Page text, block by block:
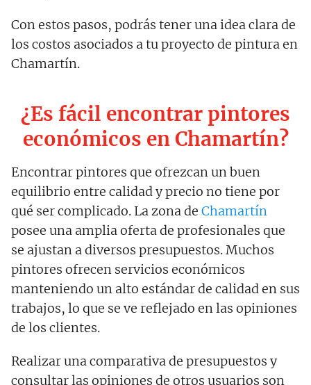
Con estos pasos, podrás tener una idea clara de
los costos asociados a tu proyecto de pintura en
Chamartín.
¿Es fácil encontrar pintores
económicos en Chamartín?
Encontrar pintores que ofrezcan un buen
equilibrio entre calidad y precio no tiene por
qué ser complicado. La zona de Chamartín
posee una amplia oferta de profesionales que
se ajustan a diversos presupuestos. Muchos
pintores ofrecen servicios económicos
manteniendo un alto estándar de calidad en sus
trabajos, lo que se ve reflejado en las opiniones
de los clientes.
Realizar una comparativa de presupuestos y
consultar las opiniones de otros usuarios son